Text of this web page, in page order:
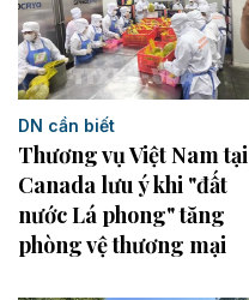
DN cần biết
Thương vụ Việt Nam tại
Canada lưu ý khi "đất
nước Lá phong" tăng
phòng vệ thương mại